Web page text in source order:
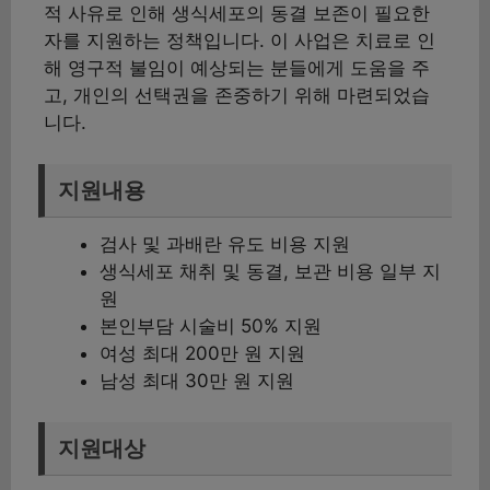
적 사유로 인해 생식세포의 동결 보존이 필요한
자를 지원하는 정책입니다. 이 사업은 치료로 인
해 영구적 불임이 예상되는 분들에게 도움을 주
고, 개인의 선택권을 존중하기 위해 마련되었습
니다.
지원내용
검사 및 과배란 유도 비용 지원
생식세포 채취 및 동결, 보관 비용 일부 지
원
본인부담 시술비 50% 지원
여성 최대 200만 원 지원
남성 최대 30만 원 지원
지원대상